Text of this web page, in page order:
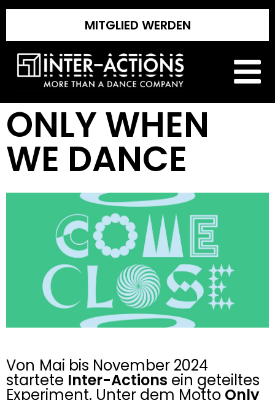
MITGLIED WERDEN
ONLY WHEN
WE DANCE
Von Mai bis November 2024
startete Inter-Actions ein geteiltes
Experiment. Unter dem Motto Only